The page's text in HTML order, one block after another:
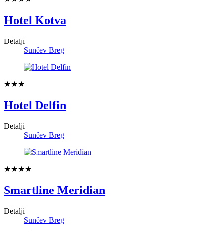
Hotel Kotva
Detalji
Sunčev Breg
★★★
Hotel Delfin
Detalji
Sunčev Breg
★★★★
Smartline Meridian
Detalji
Sunčev Breg